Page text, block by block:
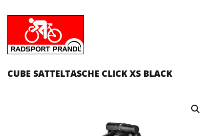
CUBE SATTELTASCHE CLICK XS BLACK